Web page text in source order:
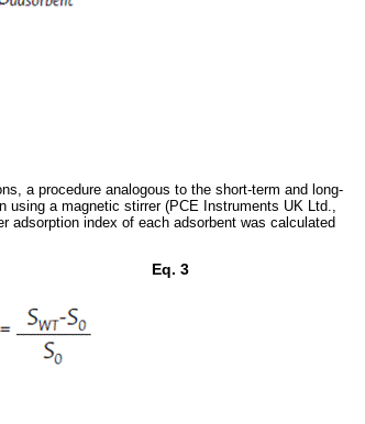
a procedure analogous to the short-term and long-
using a magnetic stirrer (PCE Instruments UK Ltd.,
adsorption index of each adsorbent was calculated
Eq. 3